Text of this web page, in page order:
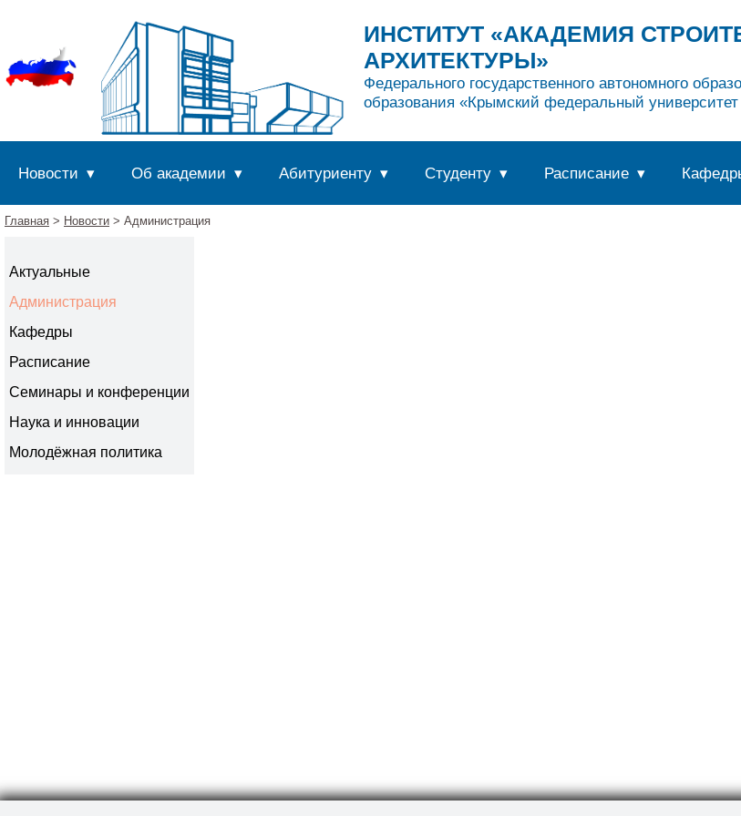
ИНСТИТУТ «АКАДЕМИЯ
АРХИТЕКТУРЫ»
Федерального государственного автономного
образования «Крымский федеральный
Новости Об академии Абитуриенту Студенту Расписание
Главная > Новости > Администрация
Актуальные
Администрация
Кафедры
Расписание
Семинары и конференции
Наука и инновации
Молодёжная политика